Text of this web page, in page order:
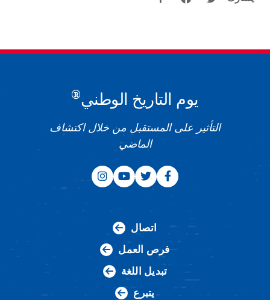
يوم التاريخ الوطني®
التأثير على المستقبل من خلال اكتشاف
الماضي
اتصال
فرص العمل
تبديل اللغة
يتبرع